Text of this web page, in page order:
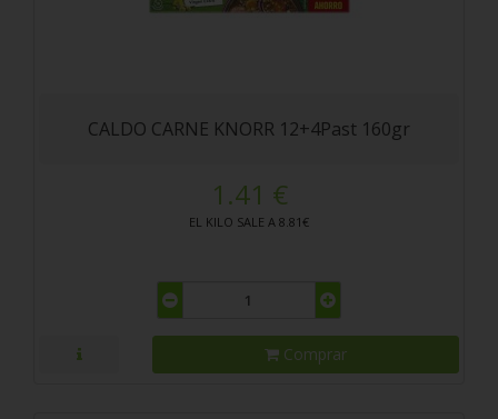
CALDO CARNE KNORR 12+4Past 160gr
1.41 €
EL KILO SALE A 8.81€
Comprar